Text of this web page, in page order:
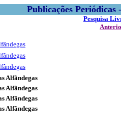
Publicações
Pesquisa
Alfândegas
Alfândegas
Alfândegas
Alfândegas